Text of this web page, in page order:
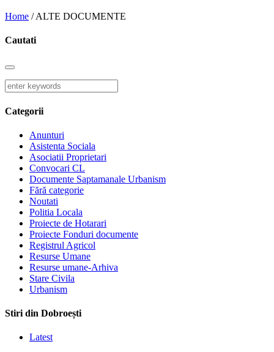
Home /ALTE DOCUMENTE
Cautati
Categorii
Anunturi
Asistenta Sociala
Asociatii Proprietari
Convocari CL
Documente Saptamanale Urbanism
Fără categorie
Noutati
Politia Locala
Proiecte de Hotarari
Proiecte Fonduri documente
Registrul Agricol
Resurse Umane
Resurse umane-Arhiva
Stare Civila
Urbanism
Stiri din Dobroești
Latest